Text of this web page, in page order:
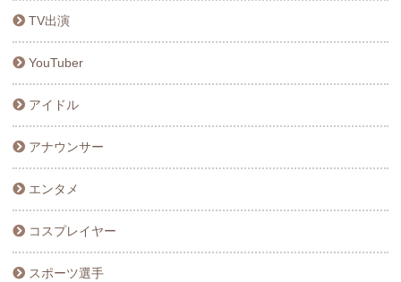
TV出演
YouTuber
アイドル
アナウンサー
エンタメ
コスプレイヤー
スポーツ選手